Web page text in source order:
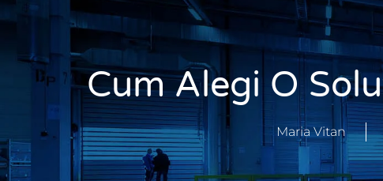
Cum Alegi O
Maria Vitan